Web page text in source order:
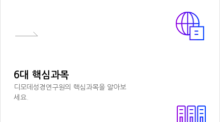
6대 핵심과목
디모데성경연구원의 핵심과목을 알아보
세요.